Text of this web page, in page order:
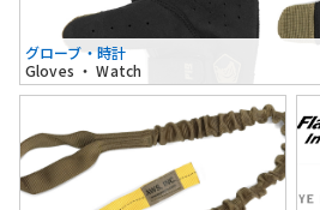
グローブ・時計
Gloves ・ Watch